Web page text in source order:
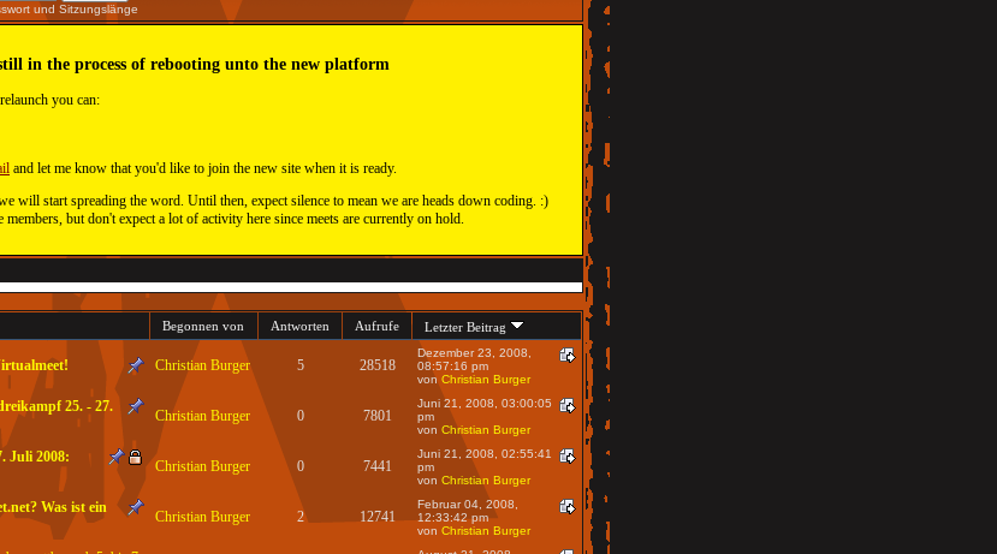
und Sitzungslänge
in the process of rebooting unto the new platform
you can:
and let me know that you'd like to join the new site when it is ready.
will start spreading the word. Until then, expect silence to mean we are heads down coding. :)
but don't expect a lot of activity here since meets are currently on hold.
Begonnen von Antworten Aufrufe Letzter Beitrag
Christian Burger 5 28518
Dezember 23, 2008,
08:57:16 pm
von Christian Burger
25. - 27.
Christian Burger 0 7801
Juni 21, 2008, 03:00:05
pm
von Christian Burger
Juli 2008:
Christian Burger 0 7441
Juni 21, 2008, 02:55:41
pm
von Christian Burger
Was ist ein
Christian Burger 2 12741
Februar 04, 2008,
12:33:42 pm
von Christian Burger